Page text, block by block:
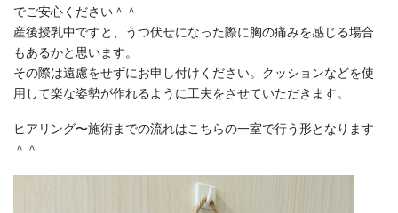
でご安心ください＾＾
産後授乳中ですと、うつ伏せになった際に胸の痛みを感じる場合
もあるかと思います。
その際は遠慮をせずにお申し付けください。クッションなどを使
用して楽な姿勢が作れるように工夫をさせていただきます。
ヒアリング〜施術までの流れはこちらの一室で行う形となります
＾＾